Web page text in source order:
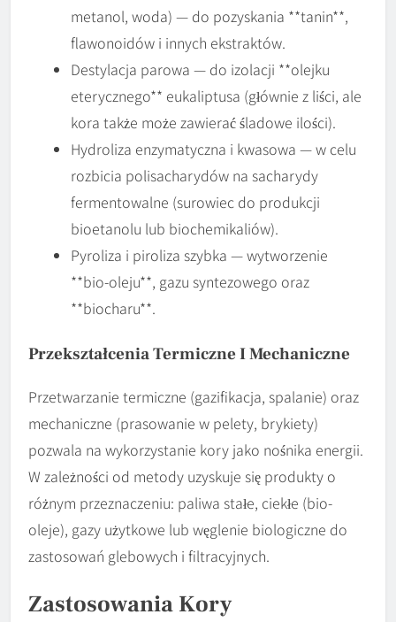
metanol, woda) — do pozyskania **tanin**,
flawonoidów i innych ekstraktów.
Destylacja parowa — do izolacji **olejku
eterycznego** eukaliptusa (głównie z liści, ale
kora także może zawierać śladowe ilości).
Hydroliza enzymatyczna i kwasowa — w celu
rozbicia polisacharydów na sacharydy
fermentowalne (surowiec do produkcji
bioetanolu lub biochemikaliów).
Pyroliza i piroliza szybka — wytworzenie
**bio-oleju**, gazu syntezowego oraz
**biocharu**.
Przekształcenia Termiczne I Mechaniczne
Przetwarzanie termiczne (gazifikacja, spalanie) oraz
mechaniczne (prasowanie w pelety, brykiety)
pozwala na wykorzystanie kory jako nośnika energii.
W zależności od metody uzyskuje się produkty o
różnym przeznaczeniu: paliwa stałe, ciekłe (bio-
oleje), gazy użytkowe lub węglenie biologiczne do
zastosowań glebowych i filtracyjnych.
Zastosowania Kory